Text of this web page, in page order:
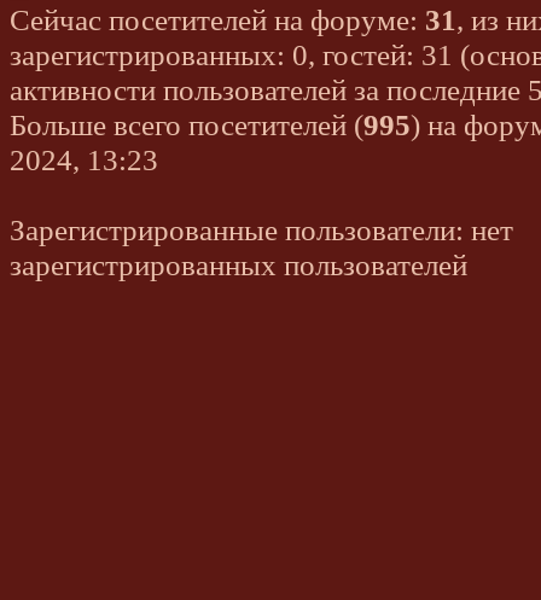
Сейчас посетителей на форуме: 31, из
зарегистрированных: 0, гостей: 31
активности пользователей за последние
Больше всего посетителей (995) на
2024, 13:23
Зарегистрированные пользователи: нет
зарегистрированных пользователей